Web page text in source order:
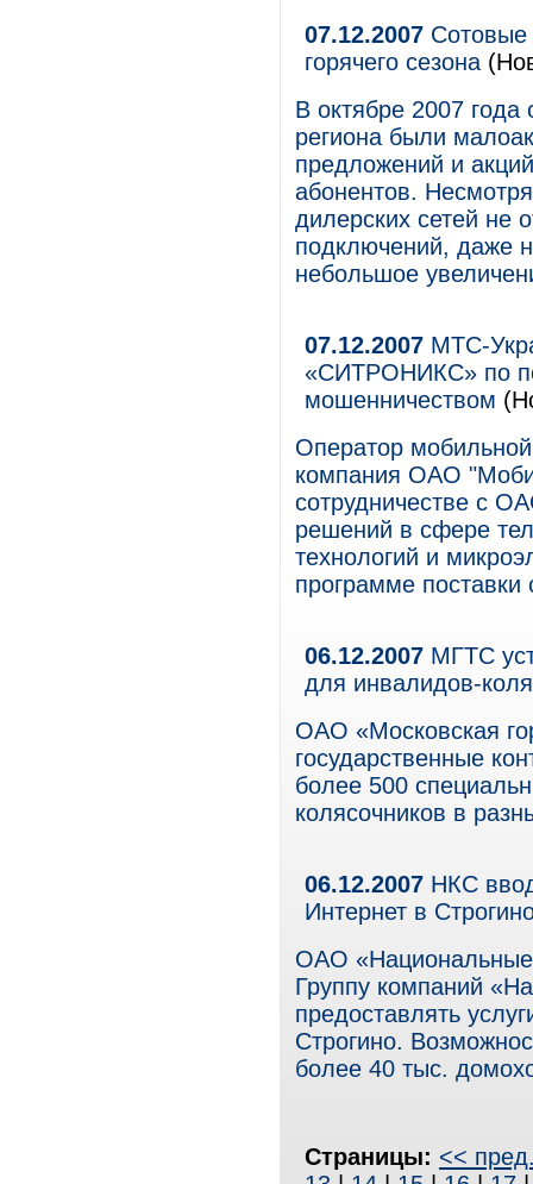
07.12.2007
горячего сезона
В октябре 2007 года
региона были
предложений и
абонентов.
дилерских сетей не
подключений, даже
небольшое
07.12.2007 МТС-
«СИТРОНИКС» по
мошенничеством
Оператор
компания ОАО
сотрудничестве с
решений в сфере
технологий и
программе
06.12.2007 МГТС
для инвалидов-
ОАО «Московская
государственные
более 500
колясочников в
06.12.2007 НКС
Интернет в
ОАО
Группу компаний
предоставлять
Строгино.
более 40 тыс.
Страницы: <<